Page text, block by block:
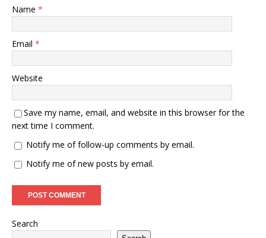
Name *
Email *
Website
Save my name, email, and website in this browser for the
next time I comment.
Notify me of follow-up comments by email.
Notify me of new posts by email.
Search